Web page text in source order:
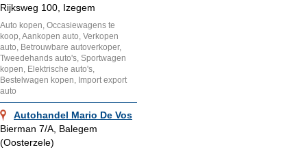
Rijksweg 100, Izegem
Auto kopen, Occasiewagens te
koop, Aankopen auto, Verkopen
auto, Betrouwbare autoverkoper,
Tweedehands auto's, Sportwagen
kopen, Elektrische auto's,
Bestelwagen kopen, Import export
auto
Autohandel Mario De Vos
Bierman 7/A, Balegem
(Oosterzele)